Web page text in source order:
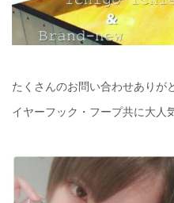
たくさんのお問い合わせありが
イヤーフック・フープ共に大人